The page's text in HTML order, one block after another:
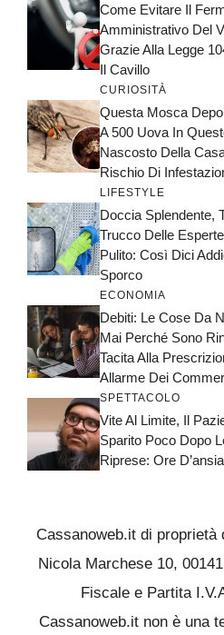
Come Evitare Il
Amministrativo Del
Grazie Alla Legge
Il Cavillo
CURIOSITÀ
Questa Mosca
A 500 Uova In
Nascosto Della
Rischio Di
LIFESTYLE
Doccia Splendente,
Trucco Delle
Pulito: Così Dici
Sporco
ECONOMIA
Debiti: Le Cose Da
Mai Perché Sono
Tacita Alla
Allarme Dei
SPETTACOLO
Vite Al Limite, Il
Sparito Poco Dopo
Riprese: Ore
Cassanoweb.it di proprietà
Nicola Marchese 10,
Fiscale e Partita
Cassanoweb.it non è una